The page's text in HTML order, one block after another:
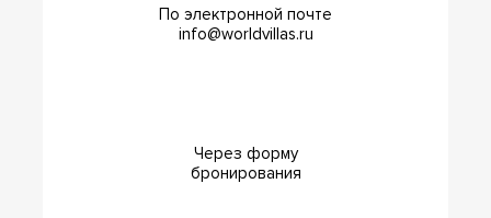
По электронной почте
info@worldvillas.ru
Через форму
бронирования